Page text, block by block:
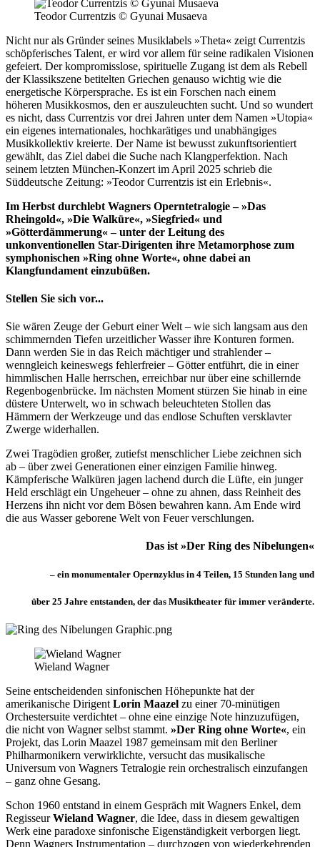
Teodor Currentzis © Gyunai Musaeva
Nicht nur als Gründer seines Musiklabels »Theta« zeigt Currentzis
schöpferisches Talent, er wird vor allem für seine radikalen Visionen
gefeiert. Der kompromisslose, spirituelle Zugang ist dem als Rebell
der Klassikszene betitelten Griechen genauso wichtig wie die
energetische Körpersprache. Es ist ein Forschen nach einem
höheren Musikkosmos, den er auszuleuchten sucht. Und so wundert
es nicht, dass Currentzis vor drei Jahren unter dem Namen »Utopia«
ein eigenes internationales, hochkarätiges und unabhängiges
Musikkollektiv kreierte. Der Name ist bewusst zukunftsorientiert
gewählt, das Ziel dabei die Suche nach Klangperfektion. Nach
seinem letzten München-Konzert im April 2025 schrieb die
Süddeutsche Zeitung: »Teodor Currentzis ist ein Erlebnis«.
Im Herbst durchlebt Wagners Operntetralogie – »Das
Rheingold«, »Die Walküre«, »Siegfried« und
»Götterdämmerung« – unter der Leitung des
unkonventionellen Star-Dirigenten ihre Metamorphose zum
symphonischen »Ring ohne Worte«, ohne dabei an
Klangfundament einzubüßen.
Stellen Sie sich vor...
Sie wären Zeuge der Geburt einer Welt – wie sich langsam aus den
schimmernden Tiefen urzeitlicher Wasser ihre Konturen formen.
Dann werden Sie in das Reich mächtiger und strahlender –
wenngleich keineswegs fehlerfreier – Götter entführt, die in einer
himmlischen Halle herrschen, erreichbar nur über eine schillernde
Regenbogenbrücke. Im nächsten Moment stürzen Sie hinab in eine
düstere Unterwelt, wo in schwach beleuchteten Stollen das
Hämmern der Werkzeuge und das endlose Schuften versklavter
Zwerge widerhallen.
Zwei Tragödien großer, zutiefst menschlicher Liebe zeichnen sich
ab – über zwei Generationen einer einzigen Familie hinweg.
Kämpferische Walküren jagen lachend durch die Lüfte, ein junger
Held erschlägt ein Ungeheuer – ohne zu ahnen, dass Reinheit des
Herzens ihn nicht vor dem Bösen bewahren kann. Am Ende wird
die aus Wasser geborene Welt von Feuer verschlungen.
Das ist »Der Ring des Nibelungen«
– ein monumentaler Opernzyklus in 4 Teilen, 15 Stunden lang und
über 25 Jahre entstanden, der das Musiktheater für immer veränderte.
Bild
Wieland Wagner
Seine entscheidenden sinfonischen Höhepunkte hat der
amerikanische Dirigent Lorin Maazel zu einer 70-minütigen
Orchestersuite verdichtet – ohne eine einzige Note hinzuzufügen,
die nicht von Wagner selbst stammt. »Der Ring ohne Worte«, ein
Projekt, das Lorin Maazel 1987 gemeinsam mit den Berliner
Philharmonikern verwirklichte, versucht das musikalische
Universum von Wagners Tetralogie rein orchestralisch einzufangen
– ganz ohne Gesang.
Schon 1960 entstand in einem Gespräch mit Wagners Enkel, dem
RegisseurWieland Wagner, die Idee, dass in diesem gewaltigen
Werk eine paradoxe sinfonische Eigenständigkeit verborgen liegt.
Denn Wagners Instrumentation – durchzogen von wiederkehrenden